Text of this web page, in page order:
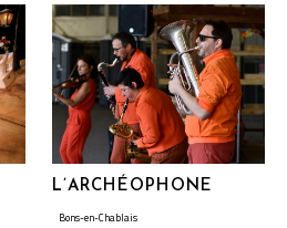
L’ARCHÉOPHONE
Bons-en-Chablais